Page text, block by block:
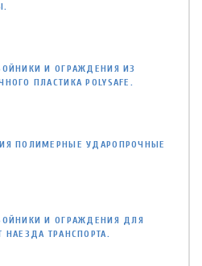
И ОГРАЖДЕНИЯ ИЗ
ПЛАСТИКА POLYSAFE.
ПОЛИМЕРНЫЕ УДАРОПРОЧНЫЕ
И ОГРАЖДЕНИЯ ДЛЯ
НАЕЗДА ТРАНСПОРТА.